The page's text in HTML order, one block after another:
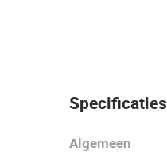
Specificaties
Algemeen